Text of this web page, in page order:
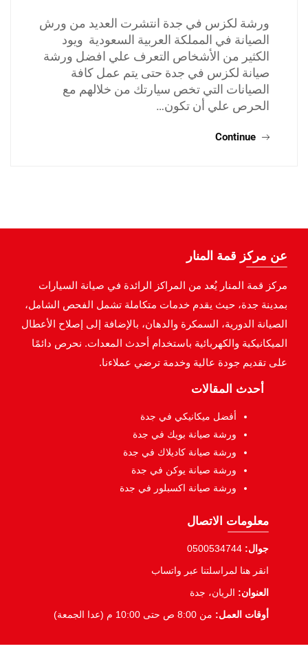
ورشة لكزس في جدة انتشرت العديد من ورش
الصيانة في المملكة العربية السعودية ويود
الكثير من الأشخاص التعرف علي افضل ورشة
صيانة لكزس في جدة حتى يتم عمل كافة
الصيانات التي تخص سيارتك من خلالهم مع
الحرص علي أن تكون…
Continue
عن مركز قمة المنار
مركز قمة المنار يُعد من المراكز الرائدة في صيانة السيارات
بمدينة جدة، حيث يقدم خدمات متكاملة تشمل الفحص الشامل،
الصيانة الدورية، السمكرة والدهان، بالإضافة إلى إصلاح الأعطال
الميكانيكية والكهربائية باستخدام أحدث المعدات. نحرص دائمًا
على تقديم جودة عالية وخدمة ترضي عملاءنا.
أحدث المقالات
أفضل ميكانيكي في جدة
ورشة صيانة بويك في جدة
ورشة صيانة كاديلاك في جدة
ورشة صيانة يوكن في جدة
ورشة صيانة اكسبلور في جدة
معلومات الاتصال
جوال: 0500534744
انقر هنا لمراسلتنا عبر واتساب
العنوان: الريان، جدة
أوقات العمل: من 8:00 ص حتى 10:00 م (عدا الجمعة)